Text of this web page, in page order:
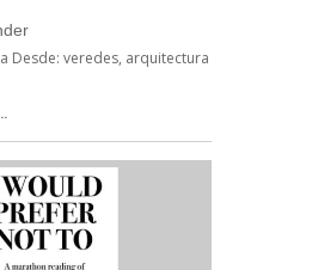
Desde: veredes, arquitectura